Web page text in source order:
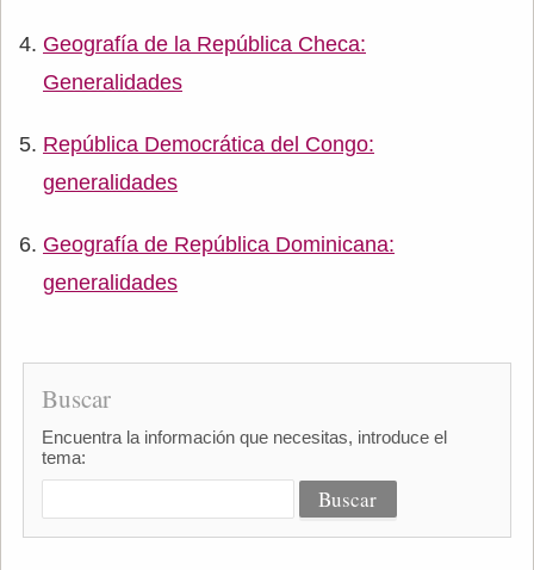
Geografía de la República Checa:
Generalidades
República Democrática del Congo:
generalidades
Geografía de República Dominicana:
generalidades
Buscar
Encuentra la información que necesitas, introduce el
tema: